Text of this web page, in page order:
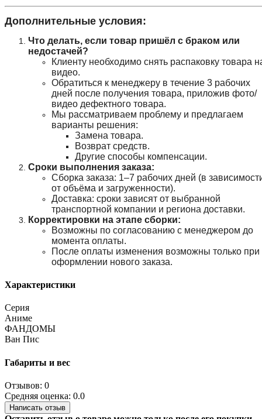
Дополнительные условия:
Что делать, если товар пришёл с браком или
недостачей?
Клиенту необходимо снять распаковку товара
видео.
Обратиться к менеджеру в течение 3 рабочих
дней после получения товара, приложив фото/
видео дефектного товара.
Мы рассматриваем проблему и предлагаем
варианты решения:
Замена товара.
Возврат средств.
Другие способы компенсации.
Сроки выполнения заказа:
Сборка заказа: 1–7 рабочих дней (в
от объёма и загруженности).
Доставка: сроки зависят от выбранной
транспортной компании и региона доставки.
Корректировки на этапе сборки:
Возможны по согласованию с менеджером до
момента оплаты.
После оплаты изменения возможны только при
оформлении нового заказа.
Характеристики
Серия
Аниме
ФАНДОМЫ
Ван Пис
Габариты и вес
Отзывов: 0
Средняя оценка: 0.0
Написать отзыв